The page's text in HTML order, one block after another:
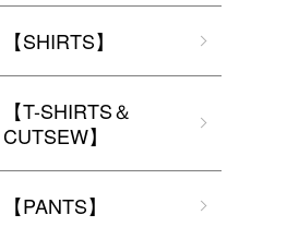
【SHIRTS】
【T-SHIRTS＆
CUTSEW】
【PANTS】